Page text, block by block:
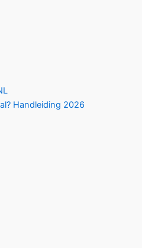
Handleiding 2026